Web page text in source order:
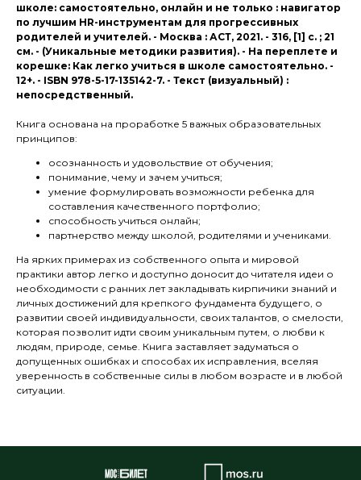
школе: самостоятельно, онлайн и не только : навигатор
по лучшим HR-инструментам для прогрессивных
родителей и учителей. - Москва : АСТ, 2021. - 316, [1] с. ; 21
см. - (Уникальные методики развития). - На переплете и
корешке: Как легко учиться в школе самостоятельно. -
12+. - ISBN 978-5-17-135142-7. - Текст (визуальный) :
непосредственный.
Книга основана на проработке 5 важных образовательных
принципов:
осознанность и удовольствие от обучения;
понимание, чему и зачем учиться;
умение формулировать возможности ребенка для
составления качественного портфолио;
способность учиться онлайн;
партнерство между школой, родителями и учениками.
На ярких примерах из собственного опыта и мировой
практики автор легко и доступно доносит до читателя идеи о
необходимости с ранних лет закладывать кирпичики знаний и
личных достижений для крепкого фундамента будущего, о
развитии своей индивидуальности, своих талантов, о смелости,
которая позволит идти своим уникальным путем, о любви к
людям, природе, семье. Книга заставляет задуматься о
допущенных ошибках и способах их исправления, вселяя
уверенность в собственные силы в любом возрасте и в любой
ситуации.